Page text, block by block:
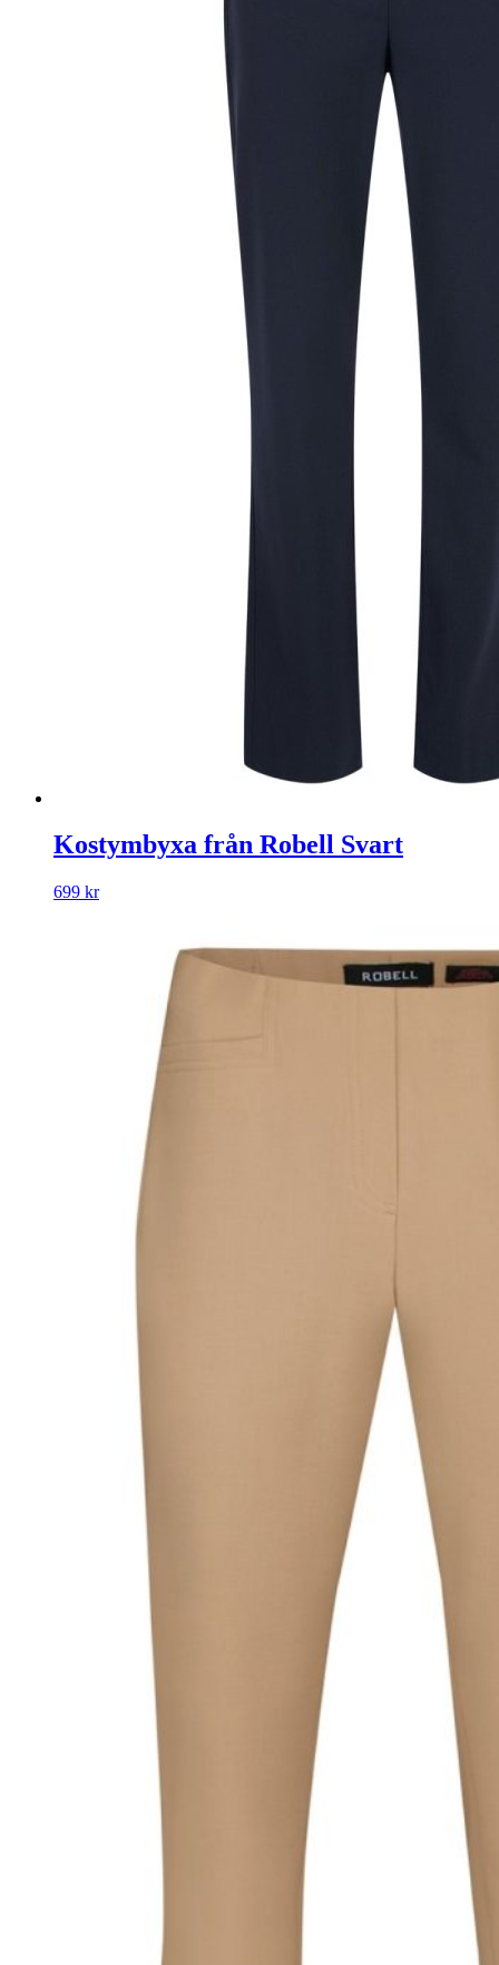
Kostymbyxa från Robell Svart
699 kr